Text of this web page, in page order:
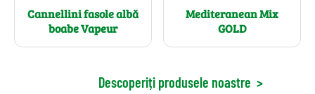
Cannellini fasole albă
boabe Vapeur
Mediteranean Mix
GOLD
Descoperiți produsele noastre >